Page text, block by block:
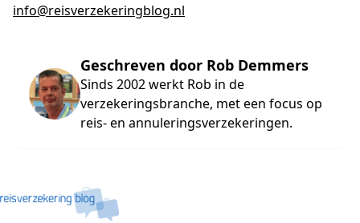
info@reisverzekeringblog.nl
Geschreven door Rob Demmers
Sinds 2002 werkt Rob in de
verzekeringsbranche, met een focus op
reis- en annuleringsverzekeringen.